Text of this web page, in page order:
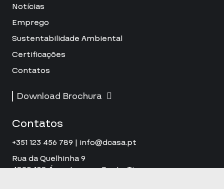
Notícias
Emprego
Sustentabilidade Ambiental
Certificações
Contatos
Download Brochura
Contatos
+351 123 456 789 | info@dcasa.pt
Rua da Quelhinha 9
4825-108 Água Longa – Santo Tirso